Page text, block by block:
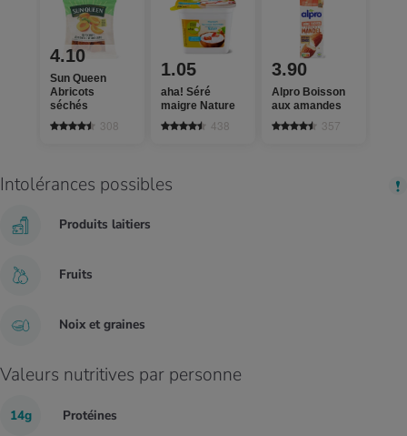
4.10
Sun Queen
Abricots
séchés
308
1.05
aha! Séré
maigre Nature
438
3.90
Alpro Boisson
aux amandes
357
Intolérances possibles
Produits laitiers
Fruits
Noix et graines
Valeurs nutritives par personne
14g Protéines